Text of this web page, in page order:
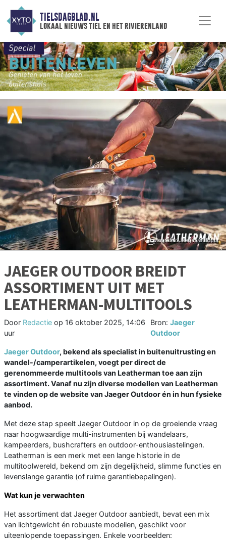
TIELSDAGBLAD.NL
lokaal nieuws tiel en het rivierenland
JAEGER OUTDOOR BREIDT
ASSORTIMENT UIT MET
LEATHERMAN-MULTITOOLS
Door Redactie op 16 oktober 2025, 14:06
uur
Bron: Jaeger
Outdoor
Jaeger Outdoor, bekend als specialist in buitenuitrusting en
wandel-/camperartikelen, voegt per direct de
gerenommeerde multitools van Leatherman toe aan zijn
assortiment. Vanaf nu zijn diverse modellen van Leatherman
te vinden op de website van Jaeger Outdoor én in hun fysieke
aanbod.
Met deze stap speelt Jaeger Outdoor in op de groeiende vraag
naar hoogwaardige multi-instrumenten bij wandelaars,
kampeerders, bushcrafters en outdoor-enthousiastelingen.
Leatherman is een merk met een lange historie in de
multitoolwereld, bekend om zijn degelijkheid, slimme functies en
levenslange garantie (of ruime garantiebepalingen).
Wat kun je verwachten
Het assortiment dat Jaeger Outdoor aanbiedt, bevat een mix
van lichtgewicht én robuuste modellen, geschikt voor
uiteenlopende toepassingen. Enkele voorbeelden: